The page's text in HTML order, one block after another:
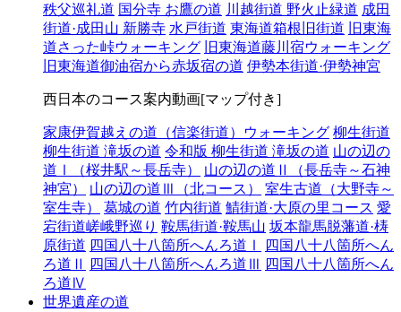
秩父巡礼道 国分寺 お鷹の道 川越街道 野火止緑道 成田
街道·成田山 新勝寺 水戸街道 東海道箱根旧街道
旧東海
道さった峠ウォーキング
旧東海道藤川宿ウォーキング
旧東海道御油宿から赤坂宿の道 伊勢本街道·伊勢神宮
西日本のコース案内動画[マップ付き]
家康伊賀越えの道（信楽街道）ウォーキング 柳生街道
柳生街道 滝坂の道 令和版 柳生街道 滝坂の道 山の辺の
道Ⅰ（桜井駅～長岳寺）
山の辺の道Ⅱ（長岳寺～石神
神宮）
山の辺の道Ⅲ（北コース）
室生古道（大野寺～
室生寺）
葛城の道 竹内街道 鯖街道·大原の里コース 愛
宕街道嵯峨野巡り 鞍馬街道·鞍馬山 坂本龍馬脱藩道·梼
原街道 四国八十八箇所へんろ道Ⅰ
四国八十八箇所へん
ろ道Ⅱ
四国八十八箇所へんろ道Ⅲ 四国八十八箇所へん
ろ道Ⅳ
世界遺産の道